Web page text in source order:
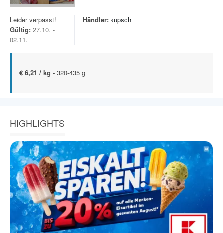
Leider verpasst!
Gültig: 27.10. -
02.11.
Händler: kupsch
€ 6,21 / kg - 320-435 g
HIGHLIGHTS